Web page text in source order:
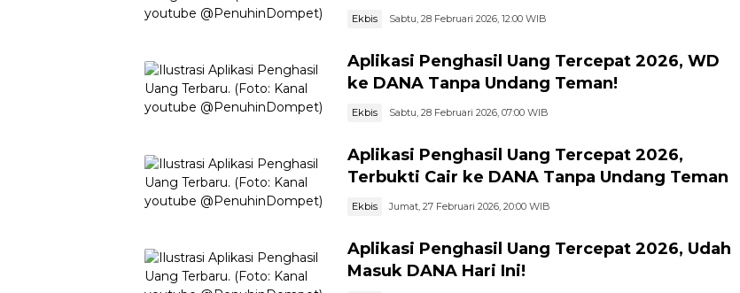
Ekbis Sabtu, 28 Februari 2026, 12:00 WIB
Aplikasi Penghasil Uang Tercepat 2026, WD
ke DANA Tanpa Undang Teman!
Ekbis Sabtu, 28 Februari 2026, 07:00 WIB
Aplikasi Penghasil Uang Tercepat 2026,
Terbukti Cair ke DANA Tanpa Undang Teman
Ekbis Jumat, 27 Februari 2026, 20:00 WIB
Aplikasi Penghasil Uang Tercepat 2026, Udah
Masuk DANA Hari Ini!